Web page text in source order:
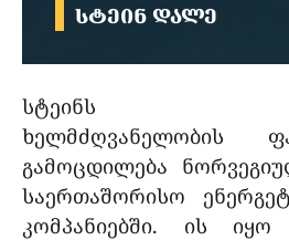
ᲡᲢᲔᲘᲜ ᲓᲐᲚᲔ
სტეინს
ხელმძღვანელობის
გამოცდილება
საერთაშორისო
კომპანიებში. ის იყო